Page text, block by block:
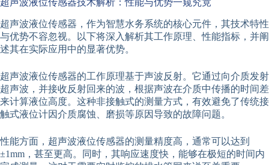
超声波液位传感器技术解析：性能与优势一窥究竟
超声波液位传感器，作为智慧水务系统的核心元件，其技术特性
与优势不容忽视。以下将深入解析其工作原理、性能指标，并阐
述其在实际应用中的显著优势。
超声波液位传感器的工作原理基于声波反射。它通过向介质发射
超声波，并接收反射回来的波，根据声波在介质中传播的时间差
来计算液位高度。这种非接触式的测量方式，有效避免了传统接
触式液位计因介质腐蚀、磨损等原因导致的故障问题。
性能方面，超声波液位传感器的测量精度高，通常可以达到
±1mm，甚至更高。同时，其响应速度快，能够在极短的时间内